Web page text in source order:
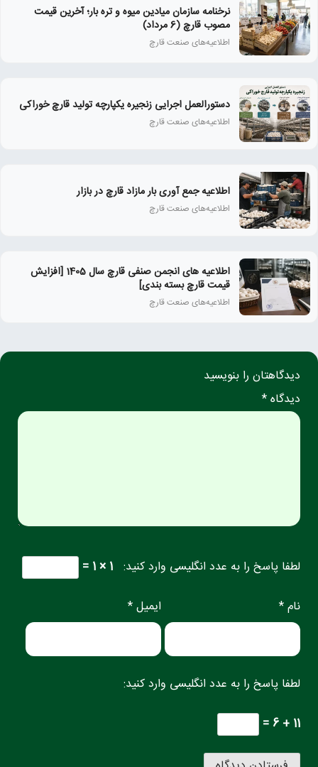
نرخنامه سازمان میادین میوه و تره بار؛ آخرین قیمت
مصوب قارچ (6 مرداد)
اطلاعیه‌های صنعت قارچ
دستورالعمل اجرایی زنجیره یکپارچه تولید قارچ خوراکی
اطلاعیه‌های صنعت قارچ
اطلاعیه جمع آوری بار مازاد قارچ در بازار
اطلاعیه‌های صنعت قارچ
اطلاعیه های انجمن صنفی قارچ سال 1405 [افزایش
قیمت قارچ بسته بندی]
اطلاعیه‌های صنعت قارچ
دیدگاهتان را بنویسید
دیدگاه *
لطفا پاسخ را به عدد انگلیسی وارد کنید: 1 × 1 =
نام * ایمیل *
لطفا پاسخ را به عدد انگلیسی وارد کنید:
11 + 6 =